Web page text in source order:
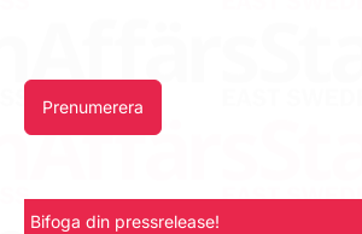
Prenumerera
Bifoga din pressrelease!